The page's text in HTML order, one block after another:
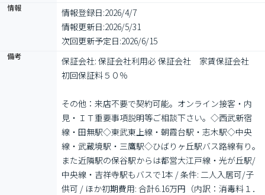
情報 情報登録日:2026/4/7
情報更新日:2026/5/31
次回更新予定日:2026/6/15
備考
保証会社: 保証会社利用必 保証会社　家賃保証会社
初回保証料５０％
その他：来店不要で契約可能。オンライン接客・内
見・ＩＴ重要事項説明等ご相談下さい。◇西武新宿
線・田無駅◇東武東上線・朝霞台駅・志木駅◇中央
線・武蔵境駅・三鷹駅◇ひばりヶ丘駅バス路線有り。
また近隣駅の保谷駅からは都営大江戸線・光が丘駅/
中央線・吉祥寺駅もバスで1本 / 条件: 二人入居可/子
供可 / ほか初期費用: 合計6.16万円（内訳：消毒料１．